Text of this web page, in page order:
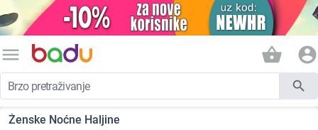
menu shopping_basket account_circle
search
Ženske Noćne Haljine